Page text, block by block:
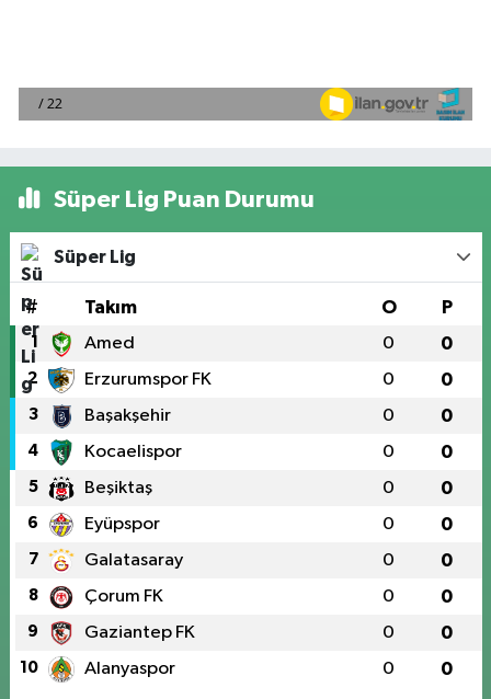
Süper Lig Puan Durumu
Süper Lig
# Takım O P
1 Amed 0 0
2 Erzurumspor FK 0 0
3 Başakşehir 0 0
4 Kocaelispor 0 0
5 Beşiktaş 0 0
6 Eyüpspor 0 0
7 Galatasaray 0 0
8 Çorum FK 0 0
9 Gaziantep FK 0 0
10 Alanyaspor 0 0